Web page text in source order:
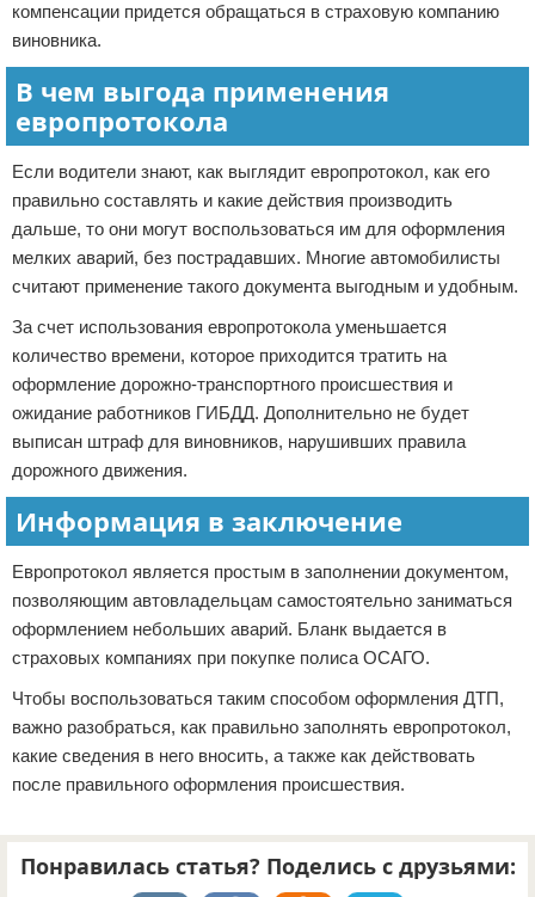
компенсации придется обращаться в страховую компанию
виновника.
В чем выгода применения
европротокола
Если водители знают, как выглядит европротокол, как его
правильно составлять и какие действия производить
дальше, то они могут воспользоваться им для оформления
мелких аварий, без пострадавших. Многие автомобилисты
считают применение такого документа выгодным и удобным.
За счет использования европротокола уменьшается
количество времени, которое приходится тратить на
оформление дорожно-транспортного происшествия и
ожидание работников ГИБДД. Дополнительно не будет
выписан штраф для виновников, нарушивших правила
дорожного движения.
Информация в заключение
Европротокол является простым в заполнении документом,
позволяющим автовладельцам самостоятельно заниматься
оформлением небольших аварий. Бланк выдается в
страховых компаниях при покупке полиса ОСАГО.
Чтобы воспользоваться таким способом оформления ДТП,
важно разобраться, как правильно заполнять европротокол,
какие сведения в него вносить, а также как действовать
после правильного оформления происшествия.
Понравилась статья? Поделись с друзьями: